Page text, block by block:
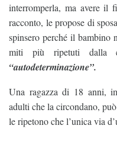
interromperla, ma avere il
racconto, le propose di
spinsero perché il bambino
miti più ripetuti dalla
“autodeterminazione”.
Una ragazza di 18 anni,
adulti che la circondano,
le ripetono che l’unica via